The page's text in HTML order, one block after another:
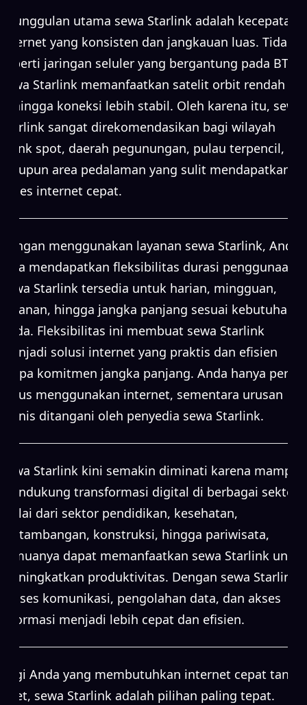
Keunggulan utama sewa Starlink adalah kecepatan
internet yang konsisten dan jangkauan luas. Tidak
seperti jaringan seluler yang bergantung pada BTS,
sewa Starlink memanfaatkan satelit orbit rendah
sehingga koneksi lebih stabil. Oleh karena itu, sewa
Starlink sangat direkomendasikan bagi wilayah
blank spot, daerah pegunungan, pulau terpencil,
maupun area pedalaman yang sulit mendapatkan
akses internet cepat.
Dengan menggunakan layanan sewa Starlink, Anda
juga mendapatkan fleksibilitas durasi penggunaan.
Sewa Starlink tersedia untuk harian, mingguan,
bulanan, hingga jangka panjang sesuai kebutuhan
Anda. Fleksibilitas ini membuat sewa Starlink
menjadi solusi internet yang praktis dan efisien
tanpa komitmen jangka panjang. Anda hanya perlu
fokus menggunakan internet, sementara urusan
teknis ditangani oleh penyedia sewa Starlink.
Sewa Starlink kini semakin diminati karena mampu
mendukung transformasi digital di berbagai sektor.
Mulai dari sektor pendidikan, kesehatan,
pertambangan, konstruksi, hingga pariwisata,
semuanya dapat memanfaatkan sewa Starlink untuk
meningkatkan produktivitas. Dengan sewa Starlink,
proses komunikasi, pengolahan data, dan akses
informasi menjadi lebih cepat dan efisien.
Bagi Anda yang membutuhkan internet cepat tanpa
ribet, sewa Starlink adalah pilihan paling tepat.